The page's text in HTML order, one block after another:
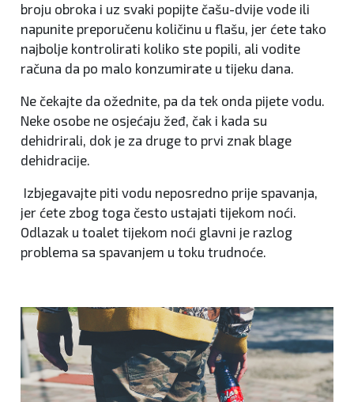
broju obroka i uz svaki popijte čašu-dvije vode ili
napunite preporučenu količinu u flašu, jer ćete tako
najbolje kontrolirati koliko ste popili, ali vodite
računa da po malo konzumirate u tijeku dana.
Ne čekajte da ožednite, pa da tek onda pijete vodu.
Neke osobe ne osjećaju žeđ, čak i kada su
dehidrirali, dok je za druge to prvi znak blage
dehidracije.
Izbjegavajte piti vodu neposredno prije spavanja,
jer ćete zbog toga često ustajati tijekom noći.
Odlazak u toalet tijekom noći glavni je razlog
problema sa spavanjem u toku trudnoće.